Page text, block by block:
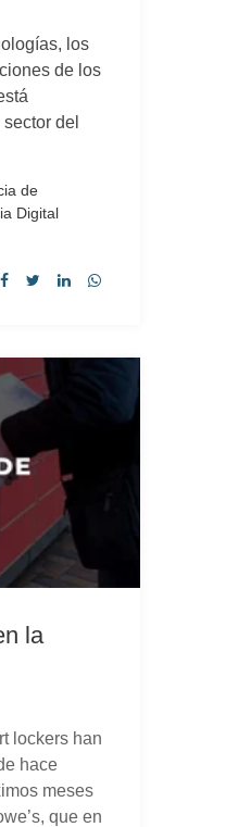
los
de los
del
de
Digital
la
lockers han
hace
meses
que en